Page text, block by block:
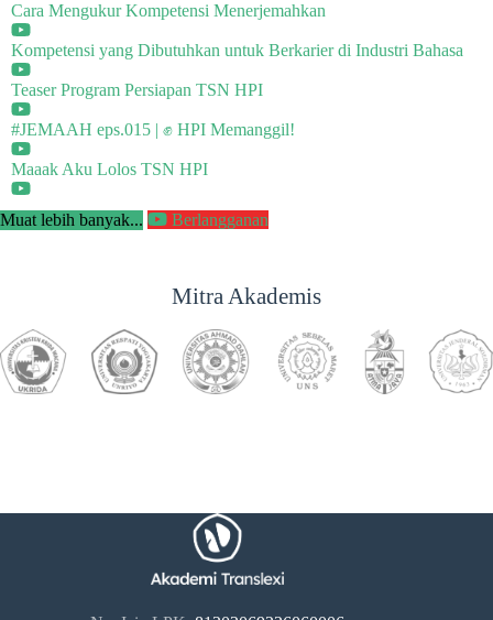
Cara Mengukur Kompetensi Menerjemahkan
Kompetensi yang Dibutuhkan untuk Berkarier di Industri Bahasa
Teaser Program Persiapan TSN HPI
#JEMAAH eps.015 | ✊ HPI Memanggil!
Maaak Aku Lolos TSN HPI
Muat lebih banyak... Berlangganan
Mitra Akademis